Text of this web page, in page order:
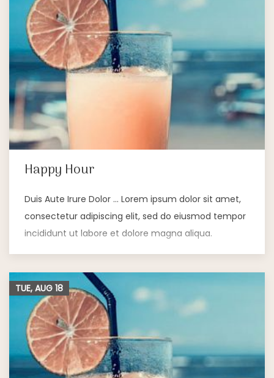
Happy Hour
Duis Aute Irure Dolor … Lorem ipsum dolor sit amet,
consectetur adipiscing elit, sed do eiusmod tempor
incididunt ut labore et dolore magna aliqua.
TUE, AUG 18